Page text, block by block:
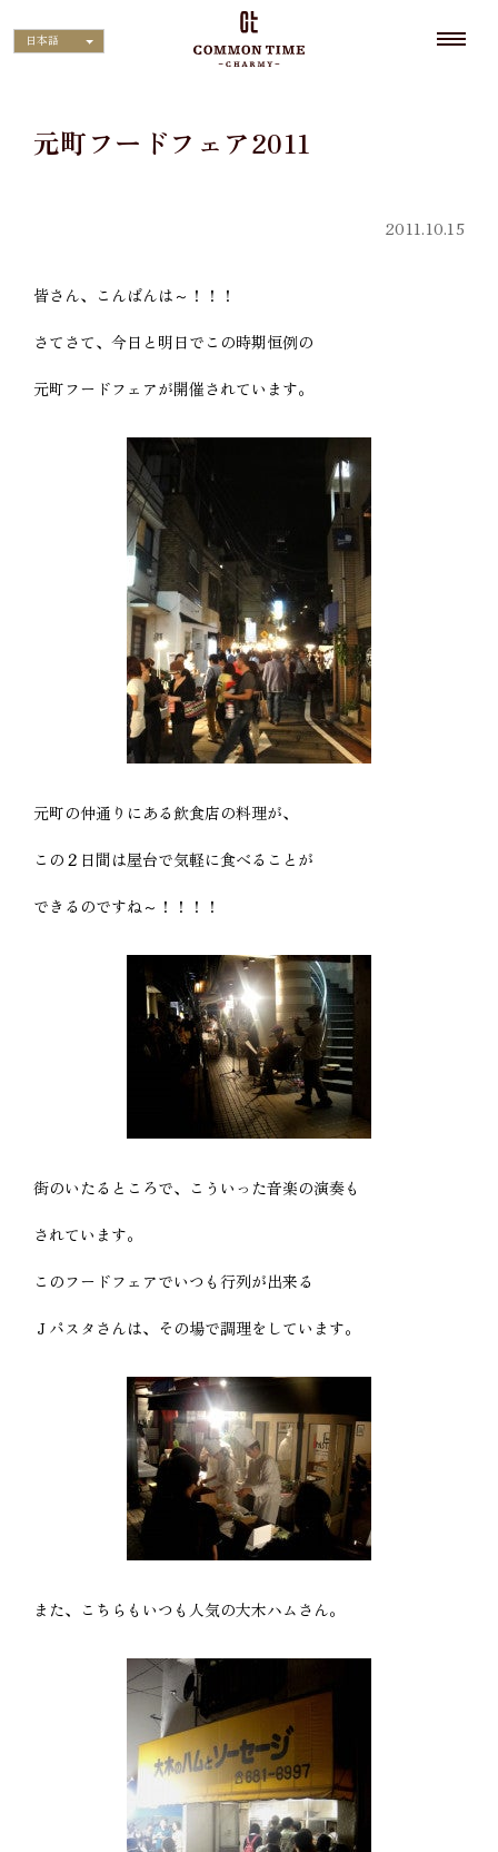
日本語
元町フードフェア2011
2011.10.15
皆さん、こんばんは～！！！
さてさて、今日と明日でこの時期恒例の
元町フードフェアが開催されています。
元町の仲通りにある飲食店の料理が、
この２日間は屋台で気軽に食べることが
できるのですね～！！！！
街のいたるところで、こういった音楽の演奏も
されています。
このフードフェアでいつも行列が出来る
Ｊパスタさんは、その場で調理をしています。
また、こちらもいつも人気の大木ハムさん。